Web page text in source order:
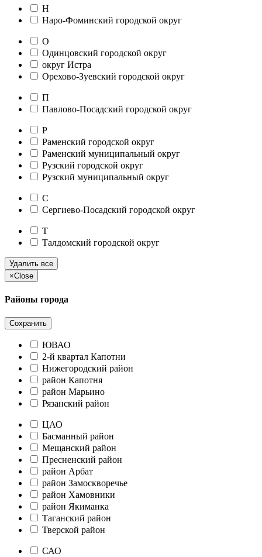
Н
Наро-Фоминский городской округ
О
Одинцовский городской округ
округ Истра
Орехово-Зуевский городской округ
П
Павлово-Посадский городской округ
Р
Раменский городской округ
Раменский муниципальный округ
Рузский городской округ
Рузский муниципальный округ
С
Сергиево-Посадский городской округ
Т
Талдомский городской округ
Удалить все
×Close
Районы города
Сохранить
ЮВАО
2-й квартал Капотни
Нижегородский район
район Капотня
район Марьино
Рязанский район
ЦАО
Басманный район
Мещанский район
Пресненский район
район Арбат
район Замоскворечье
район Хамовники
район Якиманка
Таганский район
Тверской район
САО